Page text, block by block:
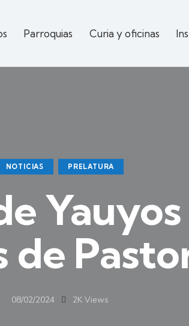
Parroquias Curia y oficinas
NOTICIAS PRELATURA
de
08/02/2024 2K Views